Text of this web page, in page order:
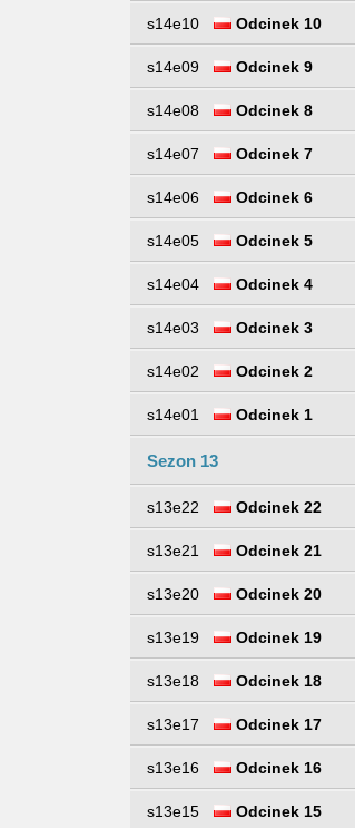
s14e10 Odcinek 10
s14e09 Odcinek 9
s14e08 Odcinek 8
s14e07 Odcinek 7
s14e06 Odcinek 6
s14e05 Odcinek 5
s14e04 Odcinek 4
s14e03 Odcinek 3
s14e02 Odcinek 2
s14e01 Odcinek 1
Sezon 13
s13e22 Odcinek 22
s13e21 Odcinek 21
s13e20 Odcinek 20
s13e19 Odcinek 19
s13e18 Odcinek 18
s13e17 Odcinek 17
s13e16 Odcinek 16
s13e15 Odcinek 15